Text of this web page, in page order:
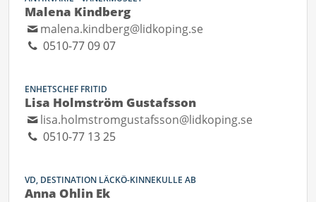
Malena Kindberg
malena.kindberg@lidkoping.se
0510-77 09 07
ENHETSCHEF FRITID
Lisa Holmström Gustafsson
lisa.holmstromgustafsson@lidkoping.se
0510-77 13 25
VD, DESTINATION LÄCKÖ-KINNEKULLE AB
Anna Ohlin Ek